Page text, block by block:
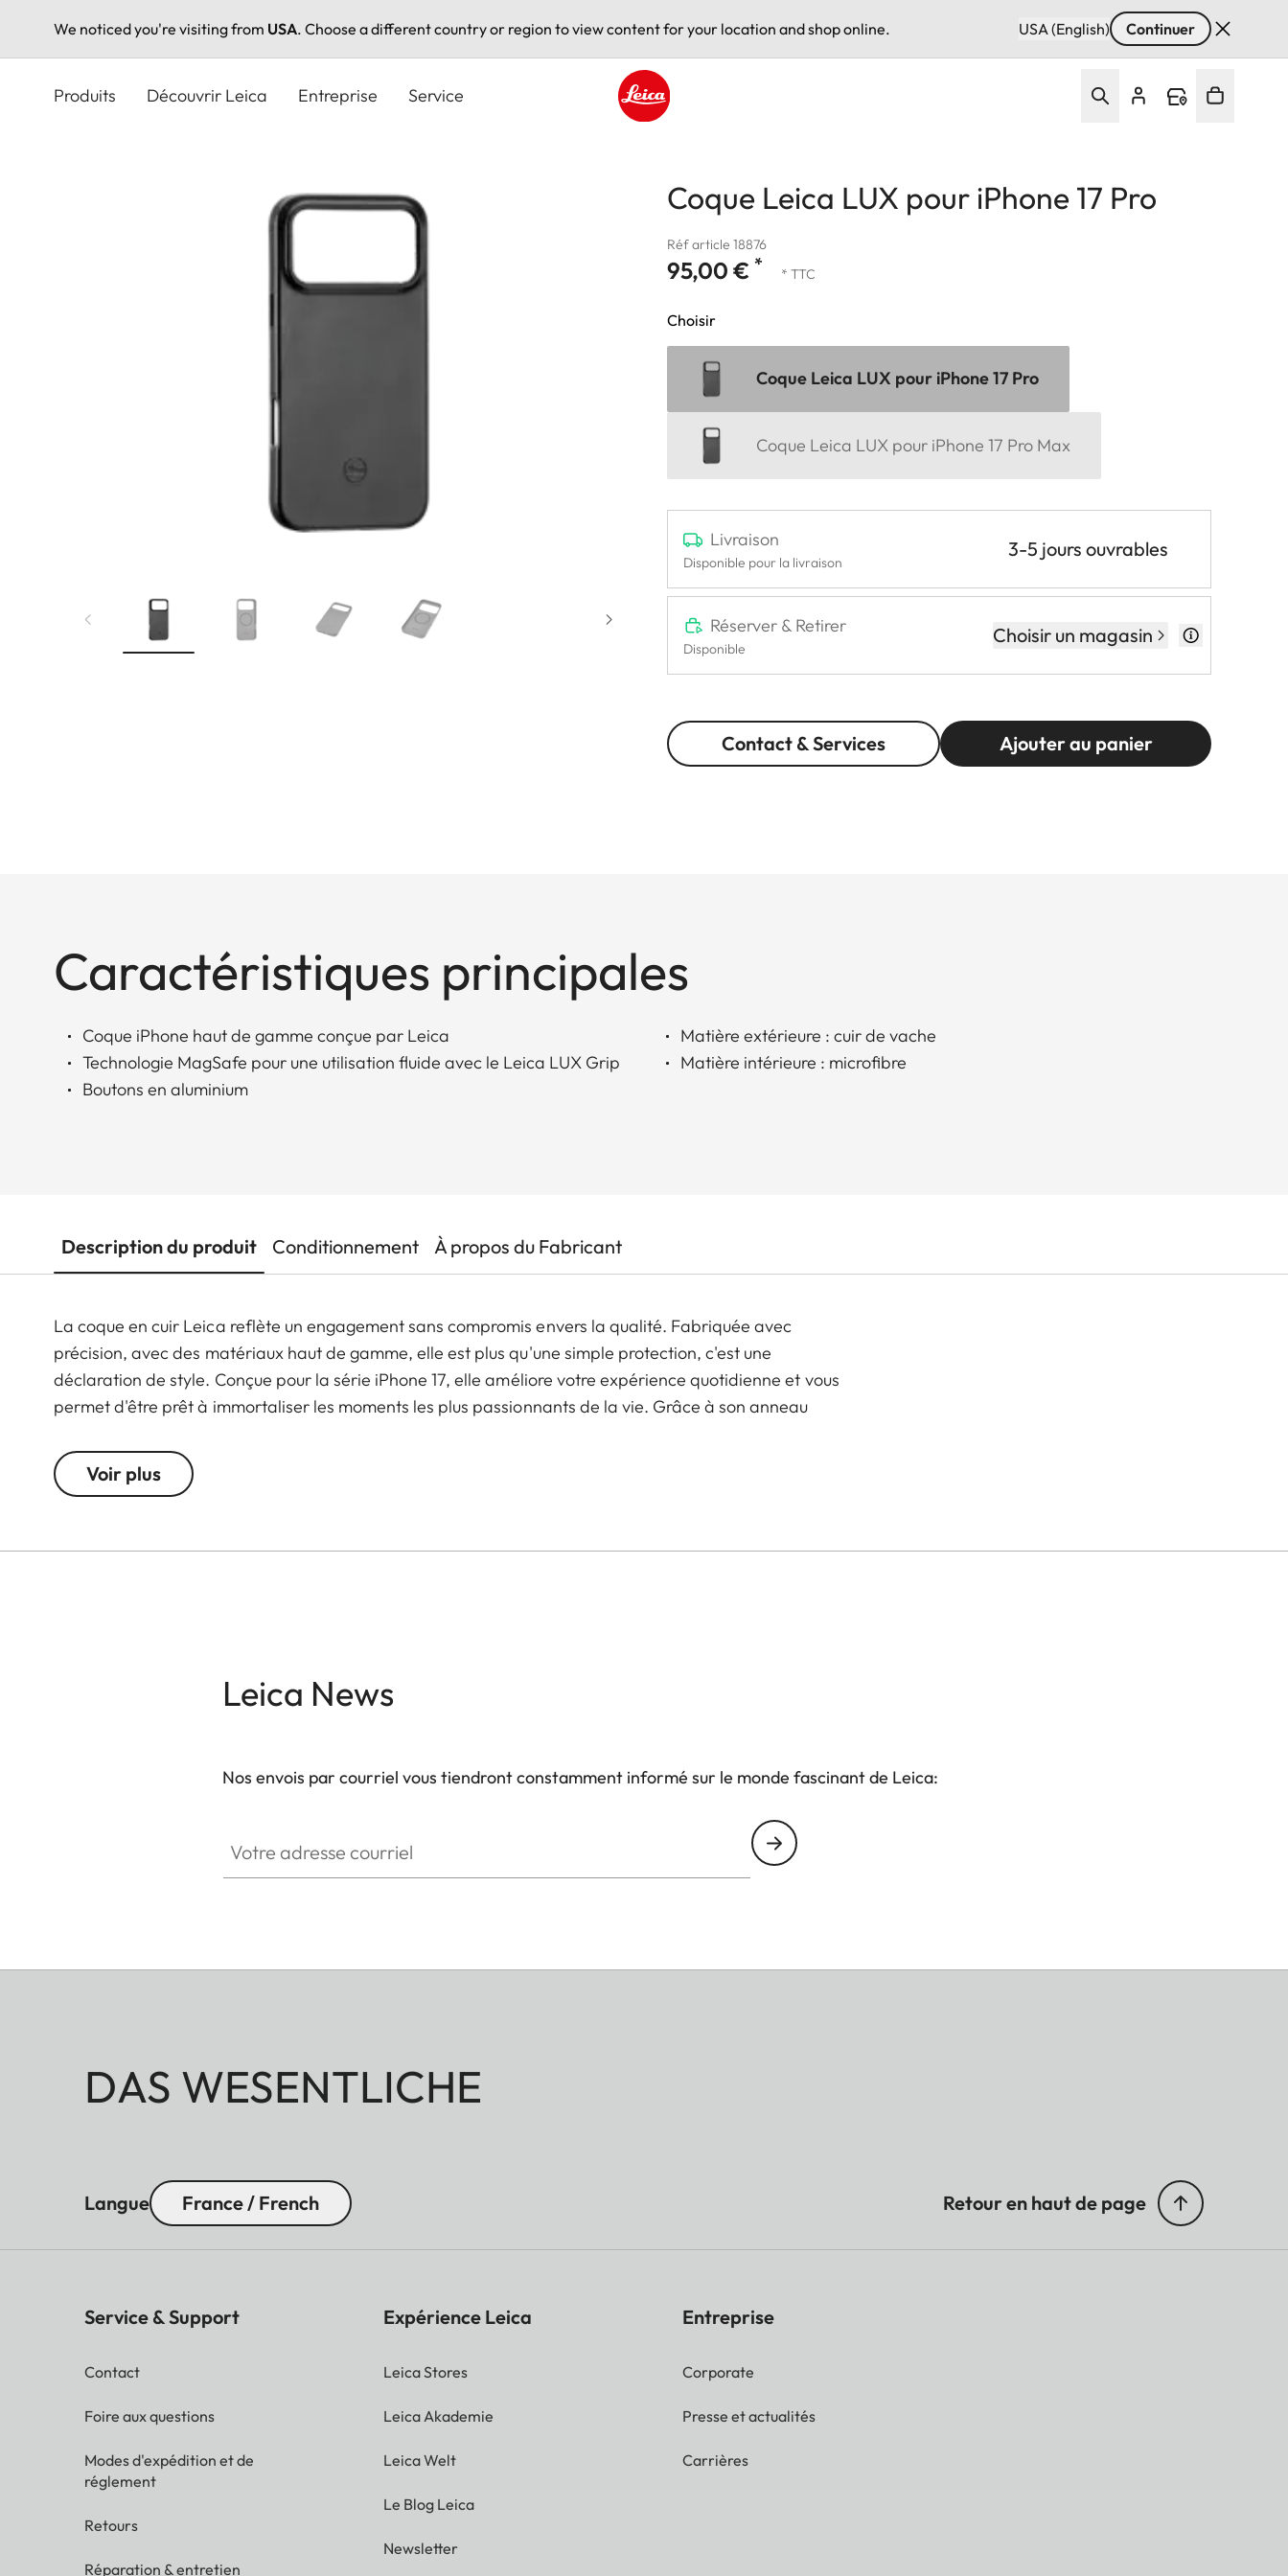
We noticed you're visiting from USA. Choose a different country or region to view content for your location and shop online. USA (English) Continuer
Produits Découvrir Leica Entreprise Service
Coque Leica LUX pour iPhone 17 Pro
Réf article 18876
95,00 € * * TTC
Choisir
Coque Leica LUX pour iPhone 17 Pro
Coque Leica LUX pour iPhone 17 Pro Max
Livraison
Disponible pour la livraison
3-5 jours ouvrables
Réserver & Retirer
Disponible
Choisir un magasin
Contact & Services Ajouter au panier
Caractéristiques principales
Coque iPhone haut de gamme conçue par Leica
Technologie MagSafe pour une utilisation fluide avec le Leica LUX Grip
Boutons en aluminium
Matière extérieure : cuir de vache
Matière intérieure : microfibre
Description du produit Conditionnement À propos du Fabricant
La coque en cuir Leica reflète un engagement sans compromis envers la qualité. Fabriquée avec
précision, avec des matériaux haut de gamme, elle est plus qu'une simple protection, c'est une
déclaration de style. Conçue pour la série iPhone 17, elle améliore votre expérience quotidienne et vous
permet d'être prêt à immortaliser les moments les plus passionnants de la vie. Grâce à son anneau
en toute fluidité de l'utilisation quotidienne à l'expression photographique.
Voir plus
Leica News
Nos envois par courriel vous tiendront constamment informé sur le monde fascinant de Leica:
DAS WESENTLICHE
Langue France / French Retour en haut de page
Service & Support
Contact
Foire aux questions
Modes d'expédition et de
réglement
Retours
Réparation & entretien
Expérience Leica
Leica Stores
Leica Akademie
Leica Welt
Le Blog Leica
Newsletter
Entreprise
Corporate
Presse et actualités
Carrières